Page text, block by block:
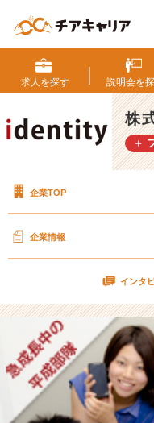
2
月
会
社
説
明
案
【株
式
社
ア
イ
デ
ン
テ
ィ
求人を探す 説明会を
株
＋
企業TOP
企業情報
インタ